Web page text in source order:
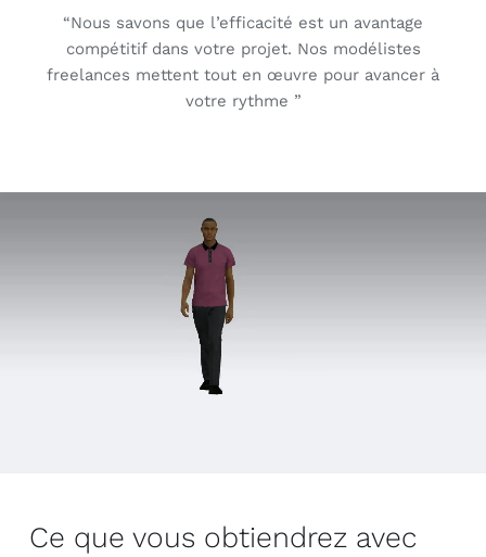
“Nous savons que l’efficacité est un avantage
compétitif dans votre projet. Nos modélistes
freelances mettent tout en œuvre pour avancer à
votre rythme ”
Ce que vous obtiendrez avec